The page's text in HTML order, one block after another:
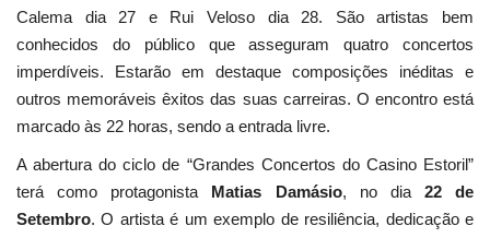
Calema dia 27 e Rui Veloso dia 28. São artistas bem
conhecidos do público que asseguram quatro concertos
imperdíveis. Estarão em destaque composições inéditas e
outros memoráveis êxitos das suas carreiras. O encontro está
marcado às 22 horas, sendo a entrada livre.
A abertura do ciclo de “Grandes Concertos do Casino Estoril”
terá como protagonista Matias Damásio, no dia 22 de
Setembro. O artista é um exemplo de resiliência, dedicação e